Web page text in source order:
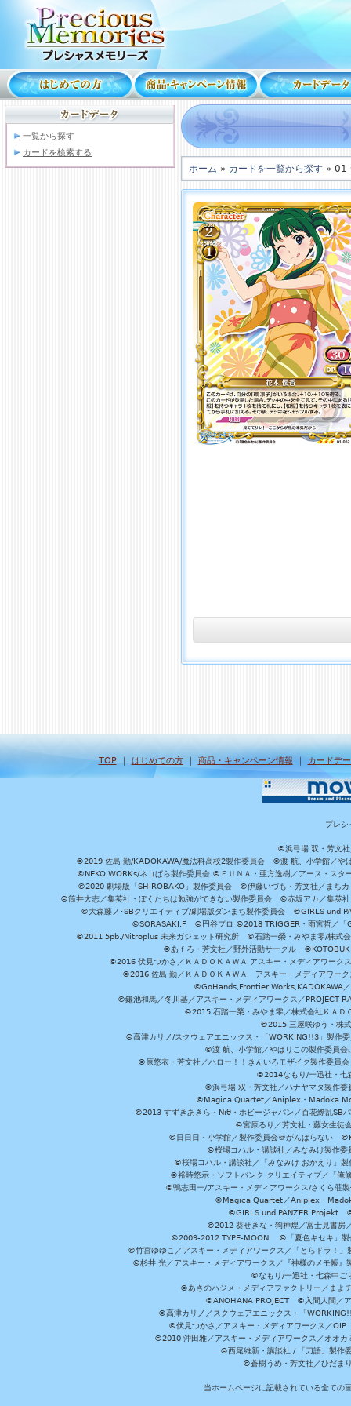
一覧から探す
カードを検索する
ホーム » カードを一覧から探す »
TOP｜ はじめての方｜ 商品・キャンペーン情報 ｜ カードデ
プレシ
©浜弓場 双・芳文社
©2019 佐島 勤/KADOKAWA/魔法科高校2製作委員会 ©渡 航、小学館／や
©NEKO WORKs/ネコぱら製作委員会 ©ＦＵＮＡ・亜方逸樹／アース・ス
©2020 劇場版「SHIROBAKO」製作委員会 ©伊藤いづも・芳文社／まち
©筒井大志／集英社・ぼくたちは勉強ができない製作委員会 ©赤坂アカ／集英
©大森藤ノ･SBクリエイティブ/劇場版ダンまち製作委員会 ©GIRLS und
©SORASAKI.F ©円谷プロ ©2018 TRIGGER・雨宮哲／
©2011 5pb./Nitroplus 未来ガジェット研究所 ©石踏一榮・みやま零/株式
©あｆろ・芳文社／野外活動サークル
©2016 伏見つかさ／ＫＡＤＯＫＡＷＡ アスキー・メディアワー
©2016 佐島 勤／ＫＡＤＯＫＡＷＡ アスキー・メディアワ
©GoHands,Frontier Works,KADOKAWA
©鎌池和馬／冬川基／アスキー・メディアワークス／
©2015 石踏一榮・みやま零／株式会社ＫＡＤ
©2015 三屋咲ゆう・株
©高津カリノ/スクウェアエニックス・「WORKING!!3」製作
©渡 航、小学館／やはりこの製作委員
©原悠衣・芳文社／ハロー！！きんいろモザイク製作委員
©2014なもり/一迅社・
©浜弓場 双・芳文社／ハナヤマタ製作
©Magica Quartet／Aniplex・Madoka
©2013 すずきあきら・Niθ・ホビージャパン／百花繚乱
©宮原るり／芳文社・藤女生徒
©日日日・小学館／製作委員会＠がんばらない
©桜場コハル・講談社／みなみけ製作
©桜場コハル・講談社／「みなみけ おかえり」
©裕時悠示・ソフトバンク クリエイティブ／「
©鴨志田一/アスキー・メディアワークス/さく
©Magica Quartet／Aniplex・
©GIRLS und PANZER Projekt ©
©2012 葵せきな・狗神煌／富士見書
©2009-2012 TYPE-MOON ©「夏色キセキ」製
©竹宮ゆゆこ／アスキー・メディアワークス／「とらドラ！
©杉井 光／アスキー・メディアワークス／『神様のメモ帳
©なもり/一迅社・七森中
©あさのハジメ・メディアファクトリー／ま
©ANOHANA PROJECT ©入間人間／ア
©高津カリノ／スクウェアエニックス・「
©伏見つかさ／アスキー・メディアワークス／
©2010 沖田雅／アスキー・メディアワークス／オオ
©西尾維新・講談社 / 「刀語」製作
©蒼樹うめ・芳文社／ひだま
当ホームページに記載されている全ての